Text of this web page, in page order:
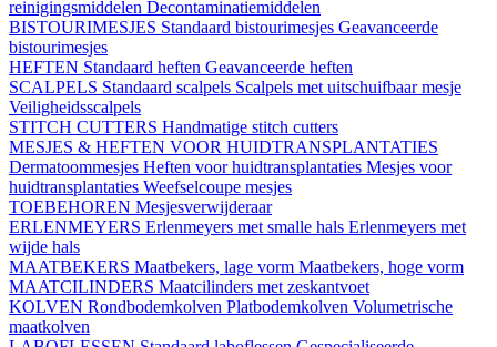
reinigingsmiddelen Decontaminatiemiddelen
BISTOURIMESJES Standaard bistourimesjes Geavanceerde
bistourimesjes
HEFTEN Standaard heften Geavanceerde heften
SCALPELS Standaard scalpels Scalpels met uitschuifbaar mesje
Veiligheidsscalpels
STITCH CUTTERS Handmatige stitch cutters
MESJES & HEFTEN VOOR HUIDTRANSPLANTATIES
Dermatoommesjes Heften voor huidtransplantaties Mesjes voor
huidtransplantaties Weefselcoupe mesjes
TOEBEHOREN Mesjesverwijderaar
ERLENMEYERS Erlenmeyers met smalle hals Erlenmeyers met
wijde hals
MAATBEKERS Maatbekers, lage vorm Maatbekers, hoge vorm
MAATCILINDERS Maatcilinders met zeskantvoet
KOLVEN Rondbodemkolven Platbodemkolven Volumetrische
maatkolven